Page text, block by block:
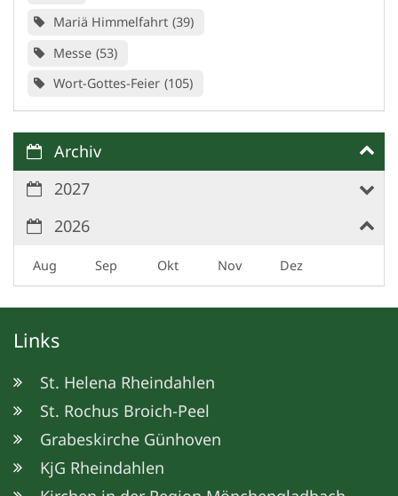
Mariä Himmelfahrt 39
Messe 53
Wort-Gottes-Feier 105
Archiv
2027
2026
Aug Sep Okt Nov Dez
Links
St. Helena Rheindahlen
St. Rochus Broich-Peel
Grabeskirche Günhoven
KjG Rheindahlen